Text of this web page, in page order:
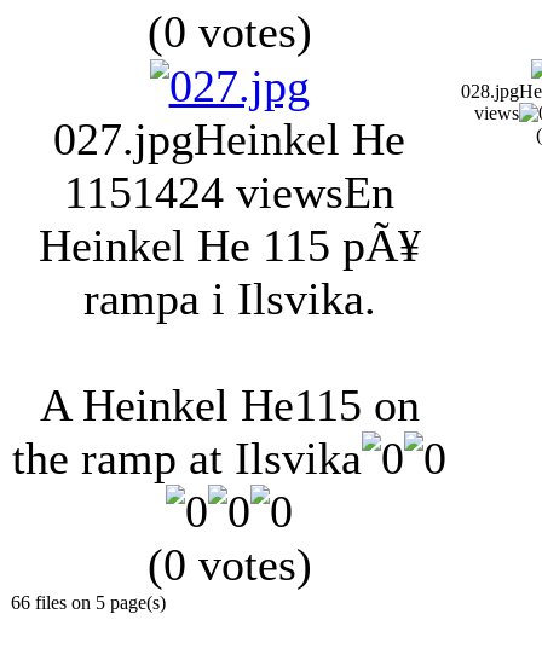
(0 votes)
027.jpgHeinkel He
1151424 viewsEn
Heinkel He 115 pÃ¥
rampa i Ilsvika.
A Heinkel He115 on
the ramp at Ilsvika
(0 votes)
028.jpg
views
66 files on 5 page(s)